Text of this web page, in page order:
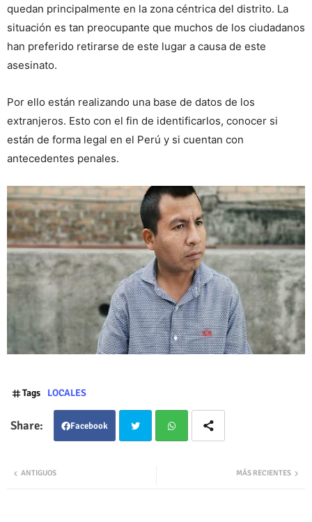
quedan principalmente en la zona céntrica del distrito. La
situación es tan preocupante que muchos de los ciudadanos
han preferido retirarse de este lugar a causa de este
asesinato.
Por ello están realizando una base de datos de los
extranjeros. Esto con el fin de identificarlos, conocer si
están de forma legal en el Perú y si cuentan con
antecedentes penales.
Tags LOCALES
Facebook
MÁS RECIENTES
ANTIGUOS